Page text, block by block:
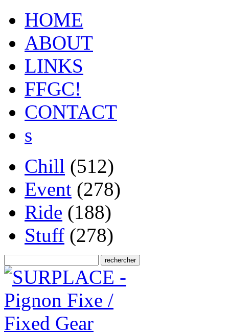
HOME
ABOUT
LINKS
FFGC!
CONTACT
s
Chill (512)
Event (278)
Ride (188)
Stuff (278)